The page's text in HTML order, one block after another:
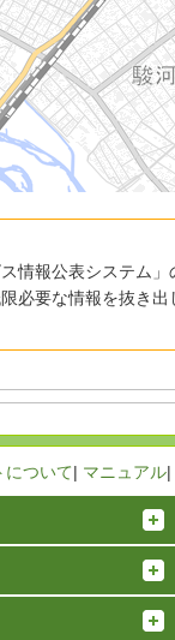
情報公表システム
必要な情報を抜き
について| マニュアル|